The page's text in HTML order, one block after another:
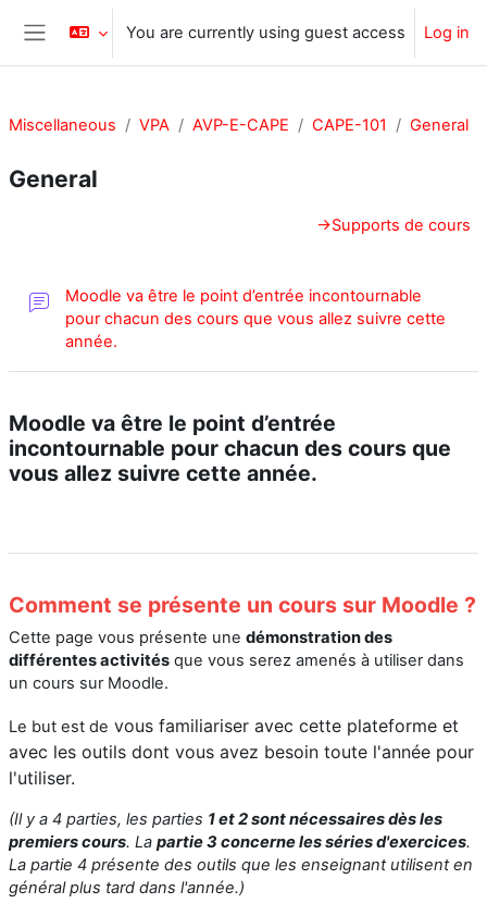
Skip to main content
Side panel
You are currently using guest access Log in
Miscellaneous VPA AVP-E-CAPE CAPE-101 General
General
→Supports de cours
Moodle va être le point d’entrée incontournable
pour chacun des cours que vous allez suivre cette
année.
Moodle va être le point d’entrée
incontournable pour chacun des cours que
vous allez suivre cette année.
Comment se présente un cours sur Moodle ?
Cette page vous présente une démonstration des
différentes activités que vous serez amenés à utiliser dans
un cours sur Moodle.
Le but est de vous familiariser avec cette plateforme et
avec les outils dont vous avez besoin toute l'année pour
l'utiliser.
(Il y a 4 parties, les parties 1 et 2 sont nécessaires dès les
premiers cours. La partie 3 concerne les séries d'exercices.
La partie 4 présente des outils que les enseignant utilisent en
général plus tard dans l'année.)